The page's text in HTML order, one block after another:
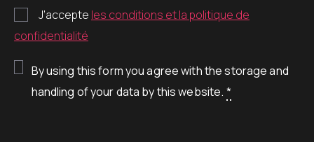
J’accepte les conditions et la politique de
confidentialité
By using this form you agree with the storage and
handling of your data by this website. *